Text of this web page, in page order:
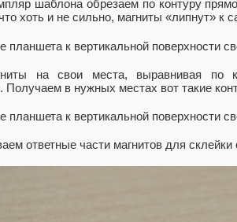
шаблона обрезаем по контуру
хоть и не сильно, магниты «липнут» к
на свои места, выравнивая по
Получаем в нужных местах вот такие
ответные части магнитов для